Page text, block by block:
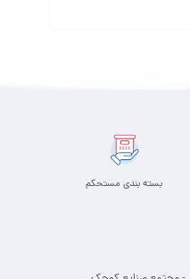
بسته بندی مستحکم